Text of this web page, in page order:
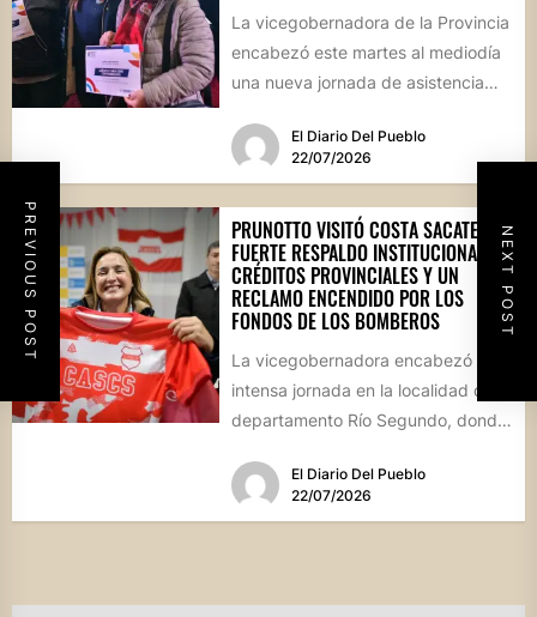
PREVIOUS POST NEXT POST
La vicegobernadora de la Provincia
encabezó este martes al mediodía
una nueva jornada de asistencia
El Diario Del Pueblo
22/07/2026
PRUNOTTO VISITÓ COSTA SACATE:
FUERTE RESPALDO INSTITUCIONAL,
CRÉDITOS PROVINCIALES Y UN
RECLAMO ENCENDIDO POR LOS
FONDOS DE LOS BOMBEROS
La vicegobernadora encabezó una
intensa jornada en la localidad del
departamento Río Segundo, donde
Banco de...El Diario Del Pueblo
22/07/2026